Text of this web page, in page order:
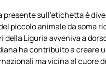
presente sull’etichetta è
piccolo animale da soma
della Liguria avveniva a
ha contribuito a creare
ma vicina al cuore